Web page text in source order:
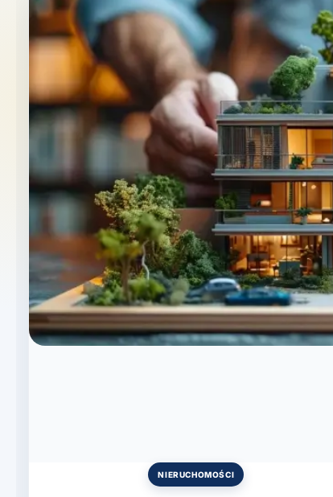
Posted
NIERUCHOMOŚCI